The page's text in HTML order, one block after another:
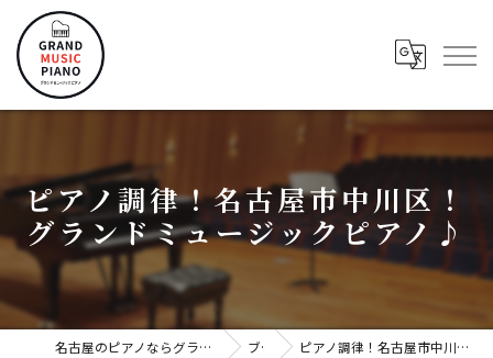
ピアノ調律！名古屋市中川区！
グランドミュージックピアノ♪
名古屋のピアノならグランドミュージックピアノ株式会社 ブログ ピアノ調律！名古屋市中川区！グランドミュージックピアノ♪